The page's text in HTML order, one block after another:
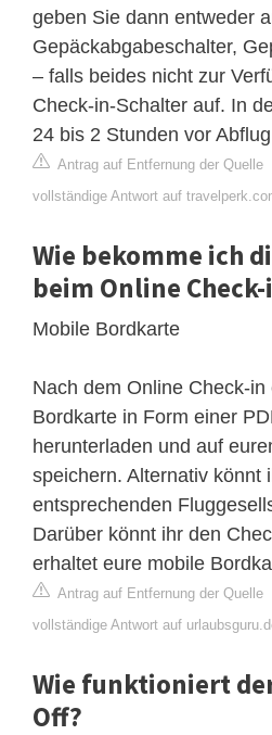
geben Sie dann entweder
Gepäckabgabeschalter,
– falls beides nicht zur
Check-in-Schalter auf. In
24 bis 2 Stunden vor
Antrag auf Entfernung der Quelle
vollständige Antwort auf
Wie bekomme ich
beim Online
Mobile Bordkarte
Nach dem Online Check-
Bordkarte in Form einer
herunterladen und auf
speichern. Alternativ könnt
entsprechenden
Darüber könnt ihr den
erhaltet eure mobile
Antrag auf Entfernung der Quelle
vollständige Antwort auf
Wie funktioniert
Off?